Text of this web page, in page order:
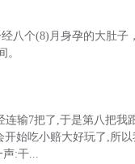
八个(8)月身孕的大肚子
。
连输7把了,于是第八把我
开始吃小赔大好玩了,所
声:干...